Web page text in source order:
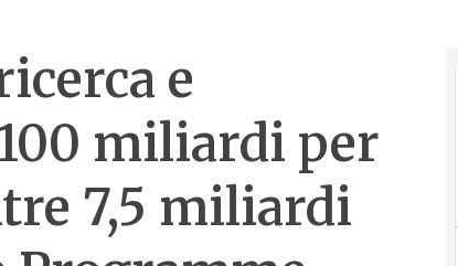
e
miliardi per
7,5 miliardi